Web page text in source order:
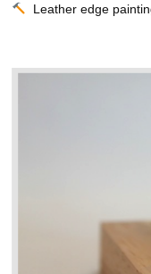
Leather edge